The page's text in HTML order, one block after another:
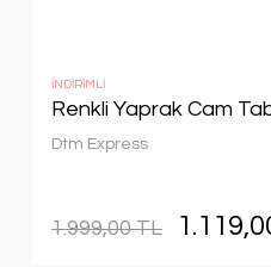
İNDİRİMLİ
Renkli Yaprak Cam
Dtm Express
1.999,00 TL